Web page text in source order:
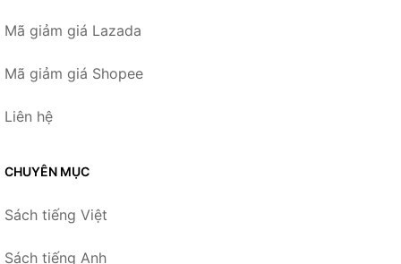
Mã giảm giá Lazada
Mã giảm giá Shopee
Liên hệ
CHUYÊN MỤC
Sách tiếng Việt
Sách tiếng Anh